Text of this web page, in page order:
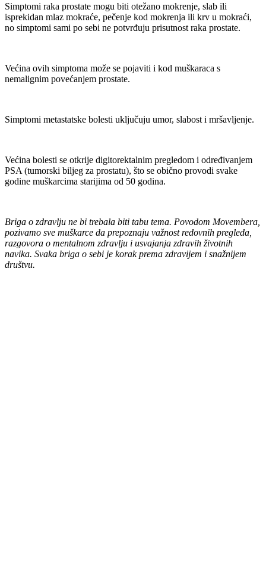
Simptomi raka prostate mogu biti otežano mokrenje, slab ili
isprekidan mlaz mokraće, pečenje kod mokrenja ili krv u mokraći,
no simptomi sami po sebi ne potvrđuju prisutnost raka prostate.
Većina ovih simptoma može se pojaviti i kod muškaraca s
nemalignim povećanjem prostate.
Simptomi metastatske bolesti uključuju umor, slabost i mršavljenje.
Većina bolesti se otkrije digitorektalnim pregledom i određivanjem
PSA (tumorski biljeg za prostatu), što se obično provodi svake
godine muškarcima starijima od 50 godina.
Briga o zdravlju ne bi trebala biti tabu tema. Povodom Movembera,
pozivamo sve muškarce da prepoznaju važnost redovnih pregleda,
razgovora o mentalnom zdravlju i usvajanja zdravih životnih
navika. Svaka briga o sebi je korak prema zdravijem i snažnijem
društvu.